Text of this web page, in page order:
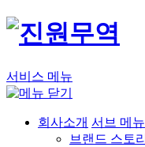
서비스 메뉴
회사소개 서브 메뉴
브랜드 스토리